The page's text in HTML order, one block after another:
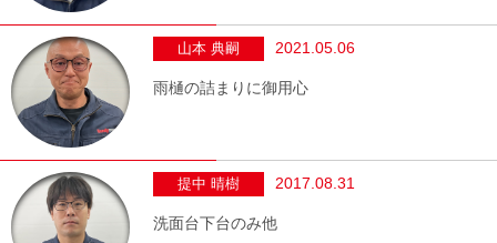
山本 典嗣 2021.05.06
雨樋の詰まりに御用心
提中 晴樹 2017.08.31
洗面台下台のみ他